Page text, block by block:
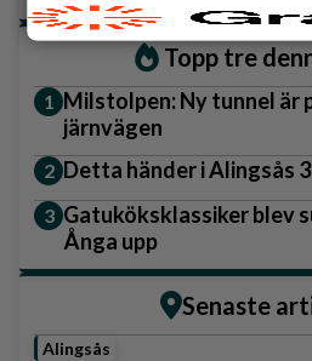
Topp tre
Milstolpen: Ny tunnel är
järnvägen
Detta händer i Alingsås
Gatuköksklassiker blev
Ånga upp
Senaste
Alingsås